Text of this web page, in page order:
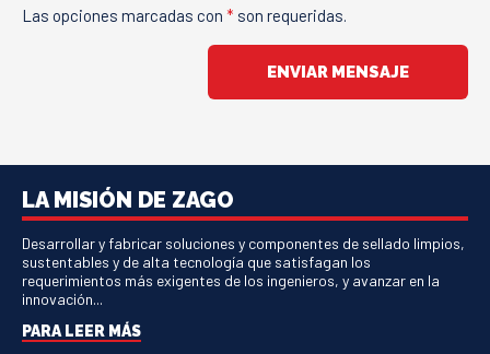
Las opciones marcadas con * son requeridas.
ENVIAR MENSAJE
LA MISIÓN DE ZAGO
Desarrollar y fabricar soluciones y componentes de sellado limpios,
sustentables y de alta tecnología que satisfagan los
requerimientos más exigentes de los ingenieros, y avanzar en la
innovación...
PARA LEER MÁS